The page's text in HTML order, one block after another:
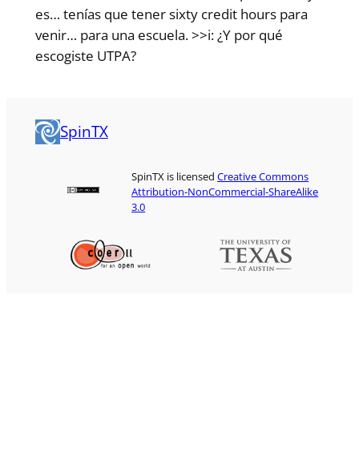
es… tenías que tener sixty credit hours para
venir… para una escuela. >>i: ¿Y por qué
escogiste UTPA?
SpinTX
SpinTX is licensedCreative Commons
Attribution-NonCommercial-ShareAlike
3.0